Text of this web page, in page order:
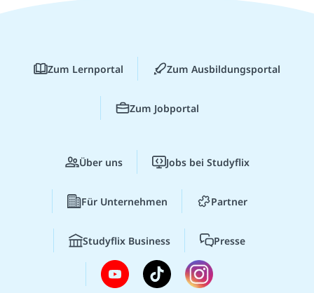
Zum Lernportal Zum Ausbildungsportal
Zum Jobportal
Über uns Jobs bei Studyflix
Für Unternehmen Partner
Studyflix Business Presse